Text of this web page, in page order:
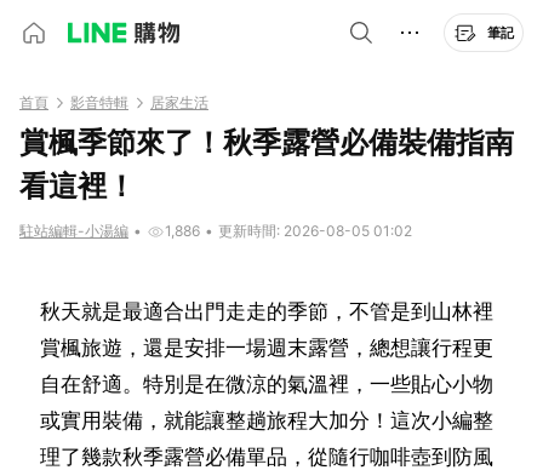
筆記
首頁 影音特輯 居家生活
賞楓季節來了！秋季露營必備裝備指南
看這裡！
駐站編輯-小湯編 • 1,886 • 更新時間: 2026-08-05 01:02
秋天就是最適合出門走走的季節，不管是到山林裡
賞楓旅遊，還是安排一場週末露營，總想讓行程更
自在舒適。特別是在微涼的氣溫裡，一些貼心小物
或實用裝備，就能讓整趟旅程大加分！這次小編整
理了幾款秋季露營必備單品，從隨行咖啡壺到防風